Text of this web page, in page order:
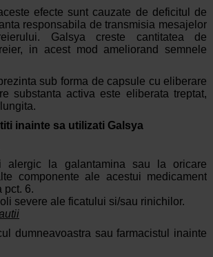
efecte sunt cauzate de deficitul de
responsabila de transmisia mesajelor
Galsya creste cantitatea de
in acest mod ameliorand semnele
sub forma de capsule cu eliberare
substanta activa este eliberata treptat,
inainte sa utilizati Galsya
alergic la galantamina sau la oricare
componente ale acestui medicament
pct. 6.
severe ale ficatului si/sau rinichilor.
dumneavoastra sau farmacistul inainte